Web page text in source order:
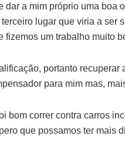
dar a mim próprio uma boa
lugar que viria a ser
fizemos um trabalho muito
portanto recuperar
para mim mas,
bom correr contra carros
que possamos ter mais